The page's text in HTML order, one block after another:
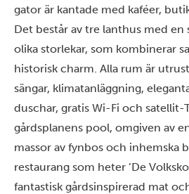
gator är kantade med kaféer,
Det består av tre lanthus med en
olika storlekar, som kombinerar
historisk charm. Alla rum är
sängar, klimatanläggning,
duschar, gratis Wi-Fi och satellit-
gårdsplanens pool, omgiven av
massor av fynbos och inhemska
restaurang som heter ’De
fantastisk gårdsinspirerad mat